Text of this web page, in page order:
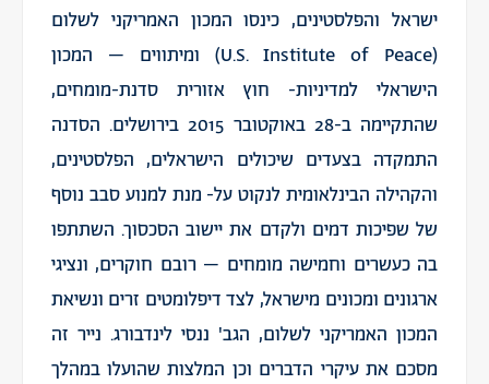
ישראל והפלסטינים, כינסו המכון האמריקני לשלום
(U.S. Institute of Peace) ומיתווים – המכון
הישראלי למדיניות- חוץ אזורית סדנת-מומחים,
שהתקיימה ב-28 באוקטובר 2015 בירושלים. הסדנה
התמקדה בצעדים שיכולים הישראלים, הפלסטינים,
והקהילה הבינלאומית לנקוט על- מנת למנוע סבב נוסף
של שפיכות דמים ולקדם את יישוב הסכסוך. השתתפו
בה כעשרים וחמישה מומחים – רובם חוקרים, ונציגי
ארגונים ומכונים מישראל, לצד דיפלומטים זרים ונשיאת
המכון האמריקני לשלום, הגב' ננסי לינדבורג. נייר זה
מסכם את עיקרי הדברים וכן המלצות שהועלו במהלך